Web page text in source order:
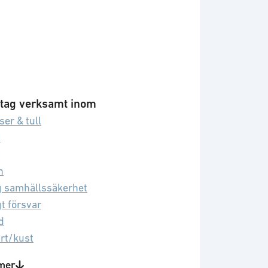
verksamt inom
& tull
samhällssäkerhet
försvar
kust